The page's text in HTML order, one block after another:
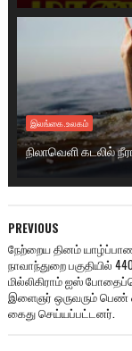
இலங்கை.உலகம்
நிலாவெளி கடலில்
PREVIOUS
நேற்றைய தினம்
நாவாந்துறை பகுதியில் 440
மில்லிகிராம் ஐஸ்
இளைஞர் ஒருவரும் பெண்
கைது செய்யப்பட்டனர்.